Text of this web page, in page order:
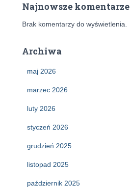
Najnowsze komentarze
Brak komentarzy do wyświetlenia.
Archiwa
maj 2026
marzec 2026
luty 2026
styczeń 2026
grudzień 2025
listopad 2025
październik 2025